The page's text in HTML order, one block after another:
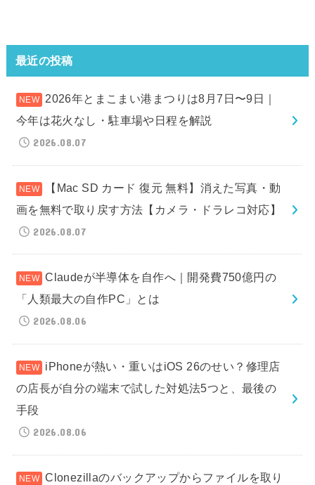
最近の投稿
2026年とまこまい港まつりは8月7日〜9日｜
今年は花火なし・駐車場や日程を解説
2026.08.07
【Mac SD カード 復元 無料】消えた写真・動
画を無料で取り戻す方法【カメラ・ドラレコ対応】
2026.08.07
Claudeが半導体を自作へ｜開発費750億円の
「人類最大の自作PC」とは
2026.08.06
iPhoneが熱い・重いはiOS 26のせい？修理店
の店長が自分の端末で試した対処法5つと、最後の
手段
2026.08.06
Clonezillaのバックアップからファイルを取り